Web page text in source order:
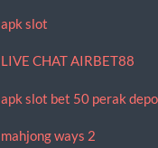
apk slot
LIVE CHAT AIRBET88
apk slot bet 50 perak
mahjong ways 2